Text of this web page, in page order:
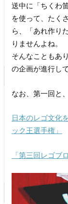
送中に「ちくわ
を使って、たく
ら、「あれ作り
りませんよね。
そんなこともあ
の企画が進行し
なお、第一回と
日本のレゴ文化
ック王選手権」
「第三回レゴブ